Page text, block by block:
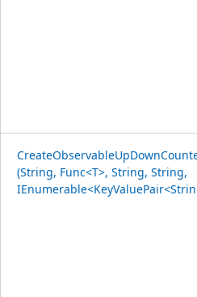
(String, Func<T>, String, String,